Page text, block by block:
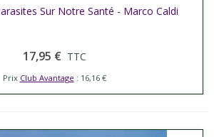
Sur Notre Santé - Marco Caldi
17,95 € TTC
Prix Club Avantage : 16,16 €